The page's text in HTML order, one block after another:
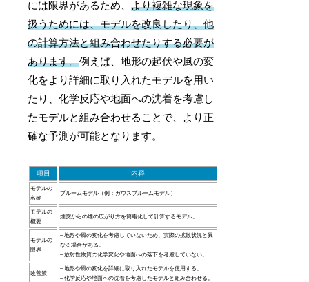
には限界があるため、より複雑な現象を
扱うためには、モデルを改良したり、他
の計算方法と組み合わせたりする必要が
あります。例えば、地形の起伏や風の変
化をより詳細に取り入れたモデルを用い
たり、化学反応や地面への沈着を考慮し
たモデルと組み合わせることで、より正
確な予測が可能となります。
項目 内容
モデルの
名称
プルームモデル（例：ガウスプルームモデル）
モデルの
概要
煙突からの煙の広がり方を簡略化して計算するモデル。
モデルの
限界
– 地形や風の変化を考慮していないため、実際の拡散状況と異
なる場合がある。
– 放射性物質の化学変化や地面への落下を考慮していない。
改善策
– 地形や風の変化を詳細に取り入れたモデルを使用する。
– 化学反応や地面への沈着を考慮したモデルと組み合わせる。